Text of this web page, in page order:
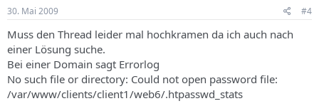
30. Mai 2009 #4
Muss den Thread leider mal hochkramen da ich auch nach
einer Lösung suche.
Bei einer Domain sagt Errorlog
No such file or directory: Could not open password file:
/var/www/clients/client1/web6/.htpasswd_stats